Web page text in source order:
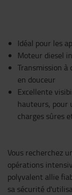
Idéal pour les
Moteur diesel
Transmission à
en douceur
Excellente
hauteurs, pour
charges sûres
Vous recherchez
opérations
polyvalent allie
sa sécurité